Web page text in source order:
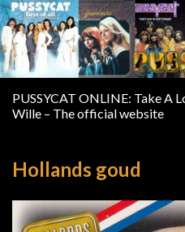
PUSSYCAT ONLINE: Take A
Wille – The official website
Hollands goud